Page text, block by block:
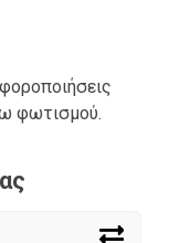
φωτισμού.